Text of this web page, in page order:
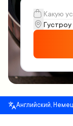
Английский,